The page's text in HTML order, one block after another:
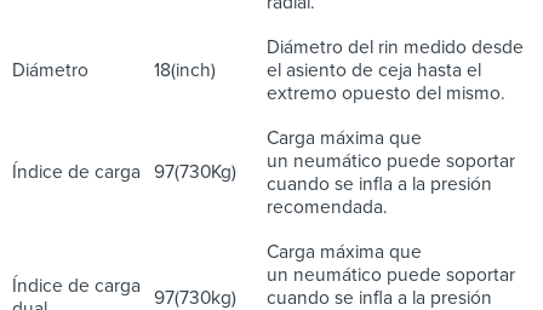
Diámetro 18(inch)
Diámetro del rin medido desde
el asiento de ceja hasta el
extremo opuesto del mismo.
Índice de carga 97(730Kg)
Carga máxima que
un neumático puede soportar
cuando se infla a la presión
recomendada.
Índice de carga
97(730kg)
Carga máxima que
un neumático puede soportar
cuando se infla a la presión